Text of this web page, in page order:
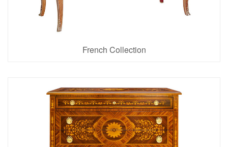
17 Articoli
French Collection